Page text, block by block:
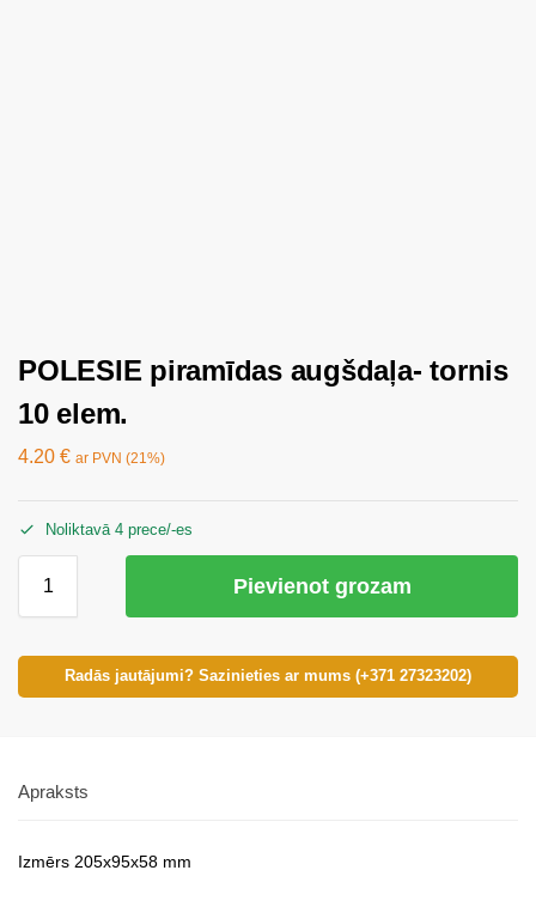
POLESIE piramīdas augšdaļa- tornis
10 elem.
4.20 € ar PVN (21%)
Noliktavā 4 prece/-es
Pievienot grozam
Radās jautājumi? Sazinieties ar mums (+371 27323202)
Apraksts
Izmērs 205х95х58 mm